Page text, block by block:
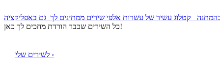
כל השירים שכבר הורדת מחכים לך כאן!
לשירים שלי ›